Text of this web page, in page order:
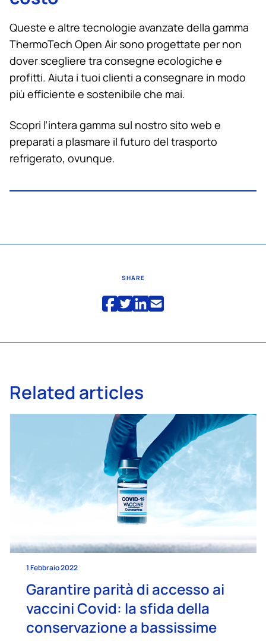
Queste e altre tecnologie avanzate della gamma
ThermoTech Open Air sono progettate per non
dover scegliere tra consegne ecologiche e
profitti. Aiuta i tuoi clienti a consegnare in modo
più efficiente e sostenibile che mai.
Scopri l’intera gamma sul nostro sito web e
preparati a plasmare il futuro del trasporto
refrigerato, ovunque.
SHARE
Related articles
1 Febbraio 2022
Garantire parità di accesso ai
vaccini Covid: la sfida della
conservazione a bassissime